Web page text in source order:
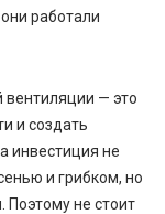
работали
вентиляции — это
и создать
инвестиция не
и грибком, но
Поэтому не стоит